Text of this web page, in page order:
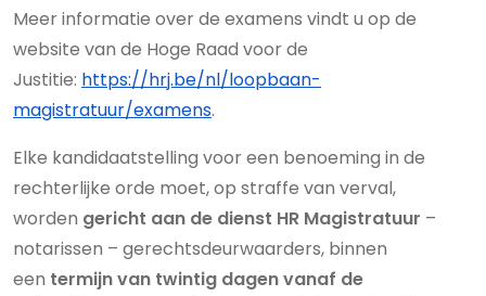
Meer informatie over de examens vindt u op de
website van de Hoge Raad voor de
Justitie: https://hrj.be/nl/loopbaan-
magistratuur/examens.
Elke kandidaatstelling voor een benoeming in de
rechterlijke orde moet, op straffe van verval,
worden gericht aan de dienst HR Magistratuur –
notarissen – gerechtsdeurwaarders, binnen
een termijn van twintig dagen vanaf de